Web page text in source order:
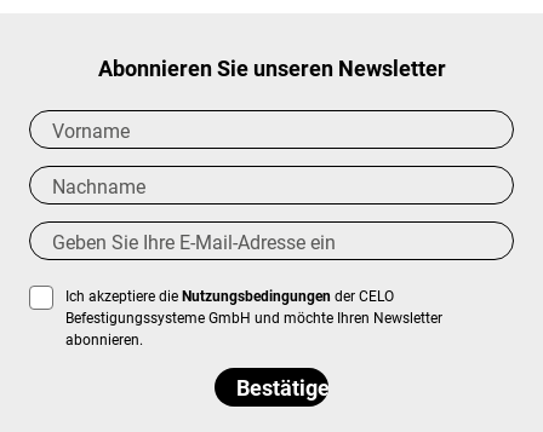
Abonnieren Sie unseren Newsletter
Ich akzeptiere dieNutzungsbedingungen der CELO
Befestigungssysteme GmbH und möchte Ihren Newsletter
abonnieren.